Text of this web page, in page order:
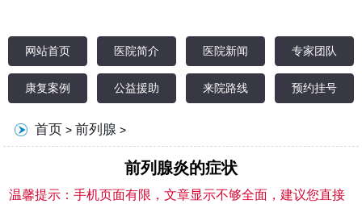
网站首页 医院简介 医院新闻 专家团队
康复案例 公益援助 来院路线 预约挂号
首页 >前列腺 >
前列腺炎的症状
温馨提示：手机页面有限，文章显示不够全面，建议您直接